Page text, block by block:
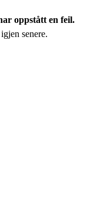
oppstått en feil.
senere.